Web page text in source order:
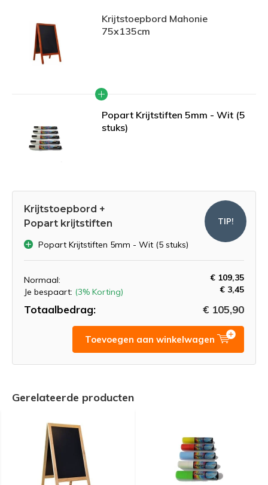
Krijtstoepbord Mahonie
75x135cm
Popart Krijtstiften 5mm - Wit (5
stuks)
Krijtstoepbord +
Popart krijtstiften
Popart Krijtstiften 5mm - Wit (5 stuks)
Normaal:
€ 109,35
Je bespaart: (3% Korting) € 3,45
Totaalbedrag: € 105,90
TIP!
Toevoegen aan winkelwagen
Gerelateerde producten